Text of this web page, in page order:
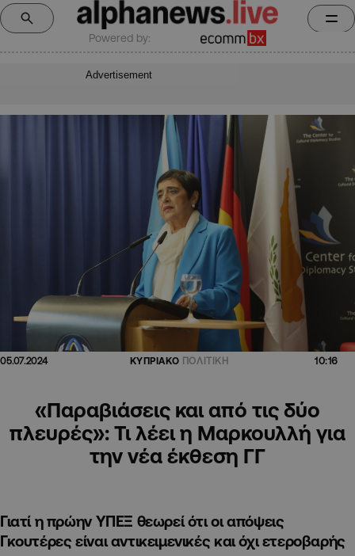
Powered by:
Advertisement
05.07.2024 ΚΥΠΡΙΑΚΟ ΠΟΛΙΤΙΚΗ 10:16
«Παραβιάσεις και από τις δύο
πλευρές»: Τι λέει η Μαρκουλλή για
την νέα έκθεση ΓΓ
Γιατί η πρώην ΥΠΕΞ θεωρεί ότι οι απόψεις
Γκουτέρες είναι αντικειμενικές και όχι ετεροβαρής